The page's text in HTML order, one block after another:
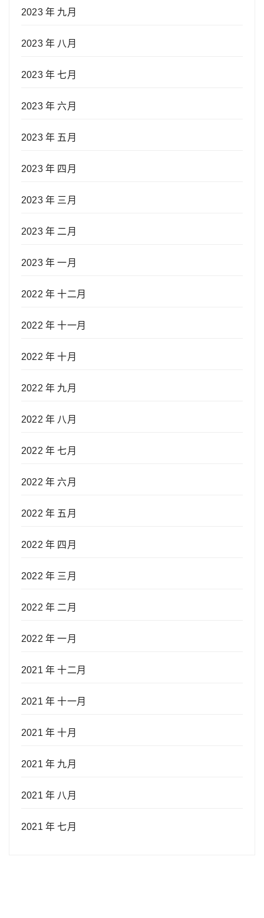
2023 年 九月
2023 年 八月
2023 年 七月
2023 年 六月
2023 年 五月
2023 年 四月
2023 年 三月
2023 年 二月
2023 年 一月
2022 年 十二月
2022 年 十一月
2022 年 十月
2022 年 九月
2022 年 八月
2022 年 七月
2022 年 六月
2022 年 五月
2022 年 四月
2022 年 三月
2022 年 二月
2022 年 一月
2021 年 十二月
2021 年 十一月
2021 年 十月
2021 年 九月
2021 年 八月
2021 年 七月